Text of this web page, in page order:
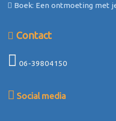
Boek: Een ontmoeting met
Contact
06-39804150
Social media